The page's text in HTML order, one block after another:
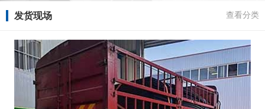
发货现场 查看分类